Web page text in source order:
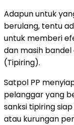
Adapun untuk
berulang, tentu
untuk memberi
dan masih bandel
(Tipiring).
Satpol PP
pelanggar yang
sanksi tipiring
atau kurungan